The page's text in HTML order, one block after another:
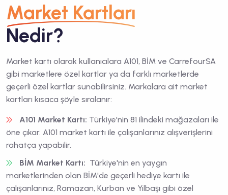
Market Kartları
Nedir?
Market kartı olarak kullanıcılara A101, BİM ve CarrefourSA
gibi marketlere özel kartlar ya da farklı marketlerde
geçerli özel kartlar sunabilirsiniz. Markalara ait market
kartları kısaca şöyle sıralanır:
A101 Market Kartı: Türkiye'nin 81 ilindeki mağazaları ile
öne çıkar. A101 market kartı ile çalışanlarınız alışverişlerini
rahatça yapabilir.
BİM Market Kartı: Türkiye'nin en yaygın
marketlerinden olan BİM'de geçerli hediye kartı ile
çalışanlarınız, Ramazan, Kurban ve Yılbaşı gibi özel